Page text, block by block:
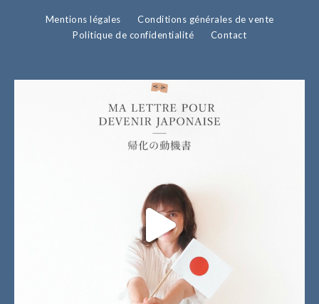
Mentions légales
Conditions générales de vente
Politique de confidentialité
Contact